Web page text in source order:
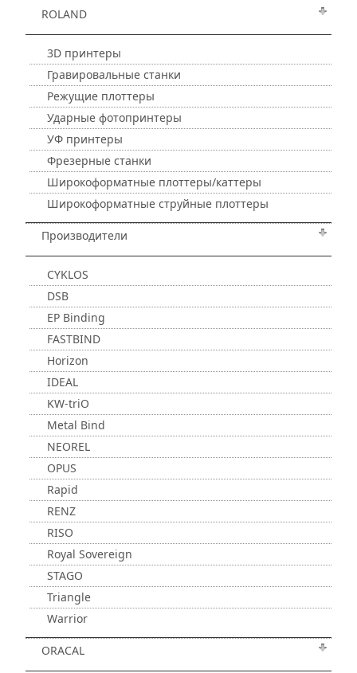
ROLAND
3D принтеры
Гравировальные станки
Режущие плоттеры
Ударные фотопринтеры
УФ принтеры
Фрезерные станки
Широкоформатные плоттеры/каттеры
Широкоформатные струйные плоттеры
Производители
CYKLOS
DSB
EP Binding
FASTBIND
Horizon
IDEAL
KW-triO
Metal Bind
NEOREL
OPUS
Rapid
RENZ
RISO
Royal Sovereign
STAGO
Triangle
Warrior
ORACAL